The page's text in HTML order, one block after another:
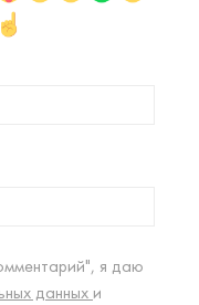
я даю
данных и